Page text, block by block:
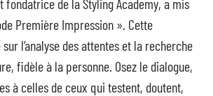
fondatrice de la Styling Academy, a mis
Première Impression ». Cette
sur l’analyse des attentes et la recherche
fidèle à la personne. Osez le dialogue,
à celles de ceux qui testent, doutent,